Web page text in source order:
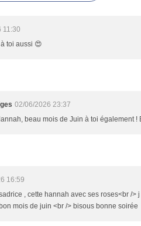
11:30
toi aussi 😍
02/06/2026 23:37
beau mois de Juin à toi également !
16:59
, cette hannah avec ses roses<br /
mois de juin <br /> bisous bonne soirée